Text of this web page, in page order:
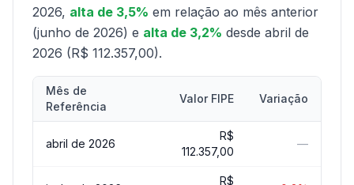
2026, alta de 3,5% em relação ao mês anterior
(junho de 2026) e alta de 3,2% desde abril de
2026 (R$ 112.357,00).
Mês de
Referência
Valor FIPE Variação
abril de 2026
R$
112.357,00
—
R$